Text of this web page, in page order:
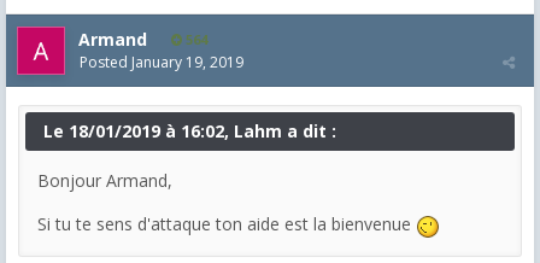
Armand 564
Posted January 19, 2019
Le 18/01/2019 à 16:02, Lahm a dit :
Bonjour Armand,
Si tu te sens d'attaque ton aide est la bienvenue